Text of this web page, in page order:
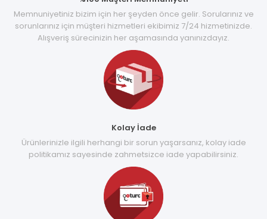
Memnuniyetiniz bizim için her şeyden önce gelir. Sorularınız ve
sorunlarınız için müşteri hizmetleri ekibimiz 7/24 hizmetinizde.
Alışveriş sürecinizin her aşamasında yanınızdayız.
Kolay İade
Ürünlerinizle ilgili herhangi bir sorun yaşarsanız, kolay iade
politikamız sayesinde zahmetsizce iade yapabilirsiniz.